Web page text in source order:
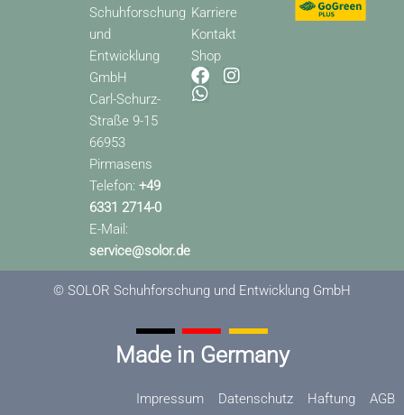
Schuhforschung
und
Entwicklung
GmbH
Carl-Schurz-
Straße 9-15
66953
Pirmasens
Telefon:+49
6331 2714-0
E-Mail:
service@solor.de
Karriere
Kontakt
Shop
F
a
I
W
h
© SOLOR Schuhforschung und Entwicklung GmbH
Made in Germany
Impressum Datenschutz Haftung AGB